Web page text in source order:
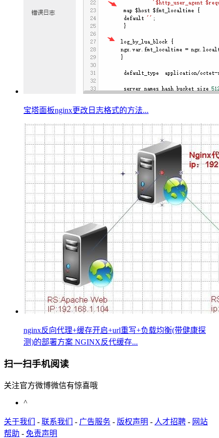
宝塔面板nginx更改日志格式的方法...
nginx反向代理+缓存开启+url重写+负载均衡(带健康探
测)的部署方案 NGINX反代缓存...
扫一扫手机阅读
关注官方微博微信有惊喜哦
^
关于我们 - 联系我们 - 广告服务 - 版权声明 - 人才招聘 - 网站
帮助 - 免责声明